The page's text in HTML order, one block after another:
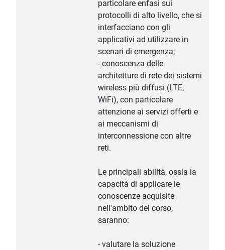
particolare enfasi sui
protocolli di alto livello, che si
interfacciano con gli
applicativi ad utilizzare in
scenari di emergenza;
- conoscenza delle
architetture di rete dei sistemi
wireless più diffusi (LTE,
WiFi), con particolare
attenzione ai servizi offerti e
ai meccanismi di
interconnessione con altre
reti.
Le principali abilità, ossia la
capacità di applicare le
conoscenze acquisite
nell'ambito del corso,
saranno:
- valutare la soluzione